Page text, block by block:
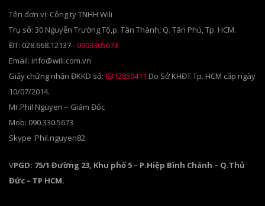
Tên đơn vị: Công ty TNHH Wili
Trụ sở: 30 Nguyễn Trường Tộ,p. Tân Thành, Q. Tân Phú, Tp. HCM.
ĐT: 028.668.12137 -0903305673
Email: info@wili.com.vn
Giấy chứng nhận ĐKKD số: 0312850411 Do Sở KHĐT Tp. HCM cấp ngày
10/07/2014.
Mr.Phil Nguyen – Giám Đốc
Mob: 090.330.5673
Skype :Phil.nguyen82
VPGD: 75/1 Đường 23, Khu phố 5 – P.Hiệp Bình Chánh – Q.Thủ
Đức – TP HCM.